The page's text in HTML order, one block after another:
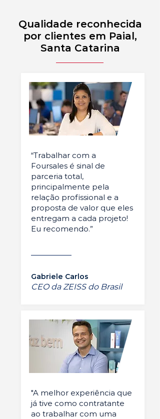
Qualidade reconhecida
por clientes em Paial,
Santa Catarina
“Trabalhar com a
Foursales é sinal de
parceria total,
principalmente pela
relação profissional e a
proposta de valor que eles
entregam a cada projeto!
Eu recomendo.”
Gabriele Carlos
CEO da ZEISS do Brasil
"A melhor experiência que
já tive como contratante
ao trabalhar com uma